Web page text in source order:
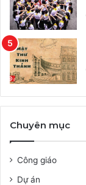
Chuyên mục
Công giáo
Dự án